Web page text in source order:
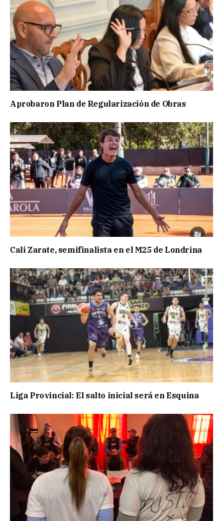
Aprobaron Plan de Regularización de Obras
Cali Zarate, semifinalista en el M25 de Londrina
Liga Provincial: El salto inicial será en Esquina